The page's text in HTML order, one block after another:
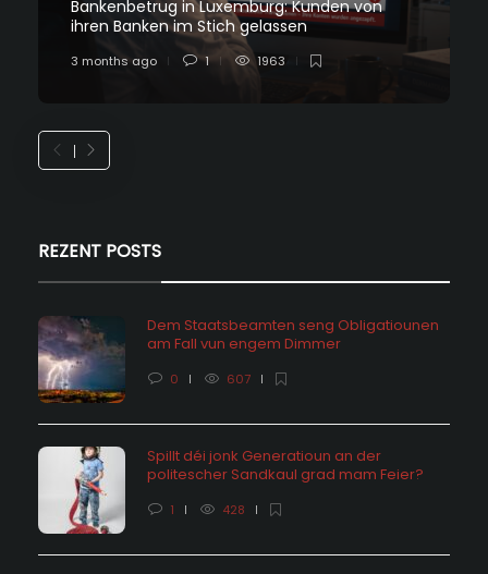
Bankenbetrug in Luxemburg: Kunden von
ihren Banken im Stich gelassen
3 months ago 1 1963
REZENT POSTS
Dem Staatsbeamten seng Obligatiounen
am Fall vun engem Dimmer
0 607
Spillt déi jonk Generatioun an der
politescher Sandkaul grad mam Feier?
1 428